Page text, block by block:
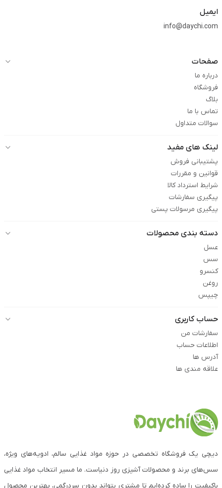
ایمیل
info@daychi.com
صفحات
درباره ما
فروشگاه
بلاگ
تماس با ما
سوالات متداول
لینک های مفید
پشتیبانی فروش
قوانین و مقررات
شرایط استرداد کالا
پیگیری سفارشات
پیگیری مرسولات پستی
دسته بندی محصولات
عسل
سس
کنسرو
روغن
چیپس
حساب کاربری
سفارشات من
اطلاعات حساب
آدرس ها
علاقه مندی ها
دیچی یک فروشگاه تخصصی در حوزه مواد غذایی سالم، ادویه‌های ویژه،
سس‌های برند و محصولات آشپزی روز دنیاست. ما مسیر انتخاب مواد غذایی
باکیفیت را ساده کرده‌ایم تا مشتری بتواند بدون سردرگمی، بهترین محصول